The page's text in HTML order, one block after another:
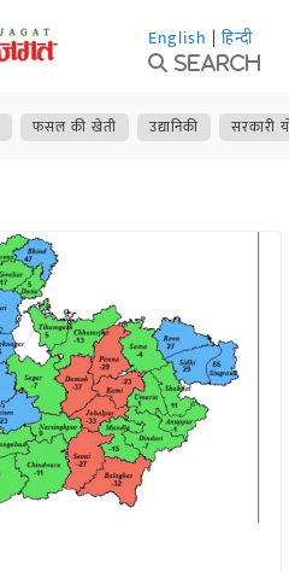
English | हिन्दी
Search
फसल की खेती उद्यानिकी सरकारी